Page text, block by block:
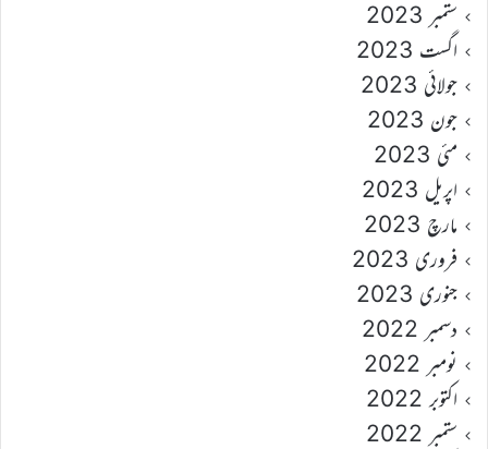
ستمبر 2023
اگست 2023
جولائی 2023
جون 2023
مئی 2023
اپریل 2023
مارچ 2023
فروری 2023
جنوری 2023
دسمبر 2022
نومبر 2022
اکتوبر 2022
ستمبر 2022